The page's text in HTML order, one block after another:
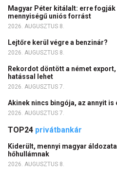
Magyar Péter kitálalt: erre
mennyiségű uniós forrást
2026. AUGUSZTUS 8.
Lejtőre kerül végre a benzinár?
2026. AUGUSZTUS 8.
Rekordot döntött a német
hatással lehet
2026. AUGUSZTUS 7.
Akinek nincs bingója, az annyit is
2026. AUGUSZTUS 7.
TOP24 privátbankár
Kiderült, mennyi magyar
hőhullámnak
2026. AUGUSZTUS 8.